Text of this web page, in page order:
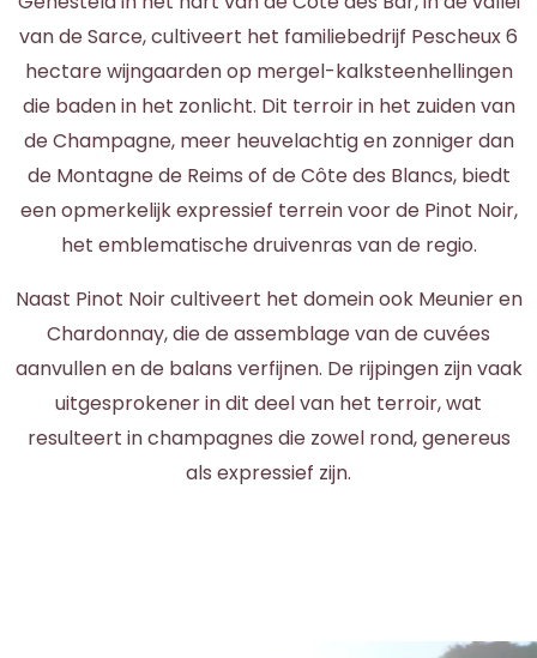
van de Sarce, cultiveert het familiebedrijf Pescheux 6
hectare wijngaarden op mergel-kalksteenhellingen
die baden in het zonlicht. Dit terroir in het zuiden van
de Champagne, meer heuvelachtig en zonniger dan
de Montagne de Reims of de Côte des Blancs, biedt
een opmerkelijk expressief terrein voor de Pinot Noir,
het emblematische druivenras van de regio.
Naast Pinot Noir cultiveert het domein ook Meunier en
Chardonnay, die de assemblage van de cuvées
aanvullen en de balans verfijnen. De rijpingen zijn vaak
uitgesprokener in dit deel van het terroir, wat
resulteert in champagnes die zowel rond, genereus
als expressief zijn.